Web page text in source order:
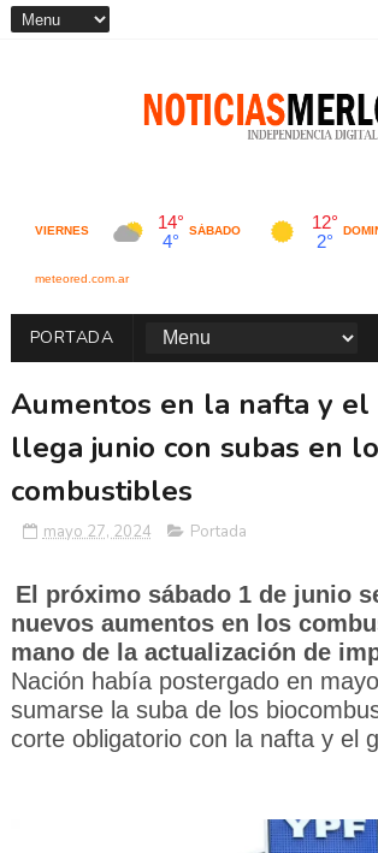
PORTADA
Aumentos en la nafta y el
llega junio con subas en
combustibles
mayo 27, 2024 Portada
El próximo sábado 1 de junio
nuevos aumentos en los
mano de la actualización de
Nación había postergado en
sumarse la suba de los
corte obligatorio con la nafta y el